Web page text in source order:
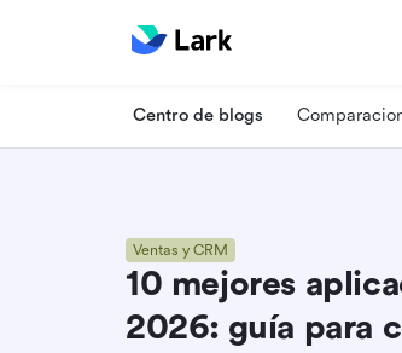
Centro de blogs
Ventas y CRM
10 mejores
2026: guía para